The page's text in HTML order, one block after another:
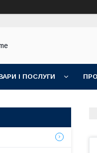
І ПОСЛУГИ